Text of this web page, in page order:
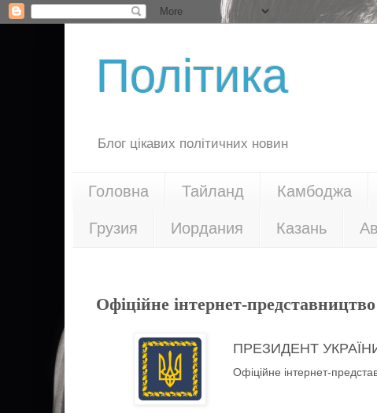
Політика
Блог цікавих політичних новин
Головна Тайланд Камбоджа
Грузия Иордания Казань
Офіційне інтернет-
ПРЕЗИДЕНТ
Офіційне інтернет-